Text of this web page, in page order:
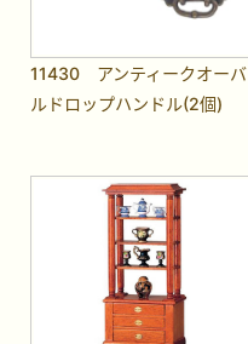
11430 アンティークオーバ
ルドロップハンドル(2個)